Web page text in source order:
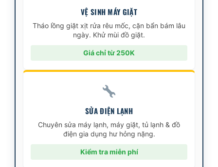
VỆ SINH MÁY GIẶT
Tháo lồng giặt xịt rửa rêu mốc, cặn bẩn bám lâu
ngày. Khử mùi đồ giặt.
Giá chỉ từ 250K
SỬA ĐIỆN LẠNH
Chuyên sửa máy lạnh, máy giặt, tủ lạnh & đồ
điện gia dụng hư hỏng nặng.
Kiểm tra miễn phí